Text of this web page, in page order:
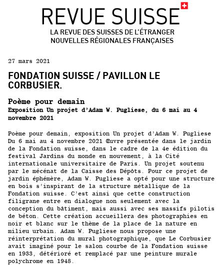
LA REVUE DES SUISSES DE L’ÉTRANGER
NOUVELLES RÉGIONALES FRANÇAISES
27 mars 2021
FONDATION SUISSE / PAVILLON LE
CORBUSIER.
Poème pour demain
Exposition Un projet d’Adam W. Pugliese, du 6 mai au 4
novembre 2021
Poème pour demain, exposition Un projet d’Adam W. Pugliese
Du 6 mai au 4 novembre 2021 Œuvre présentée dans le jardin
de la Fondation suisse, dans le cadre de la 4e édition du
festival Jardins du monde en mouvement, à la Cité
internationale universitaire de Paris. Un projet soutenu
par le mécénat de la Caisse des Dépôts. Pour ce projet de
jardin éphémère, Adam W. Pugliese a opté pour une structure
en bois s’inspirant de la structure métallique de la
Fondation suisse. C’est ainsi que cette construction
filigrane entre en dialogue non seulement avec la
conception du bâtiment, mais aussi avec ses massifs pilotis
de béton. Cette création accueillera des photographies en
noir et blanc sur le thème de la place de la nature en
milieu urbain. Adam W. Pugliese nous propose une
réinterprétation du mural photographique, que Le Corbusier
avait imaginé pour le salon courbe de la Fondation suisse
en 1933, détérioré et remplacé par une peinture murale
polychrome en 1948.